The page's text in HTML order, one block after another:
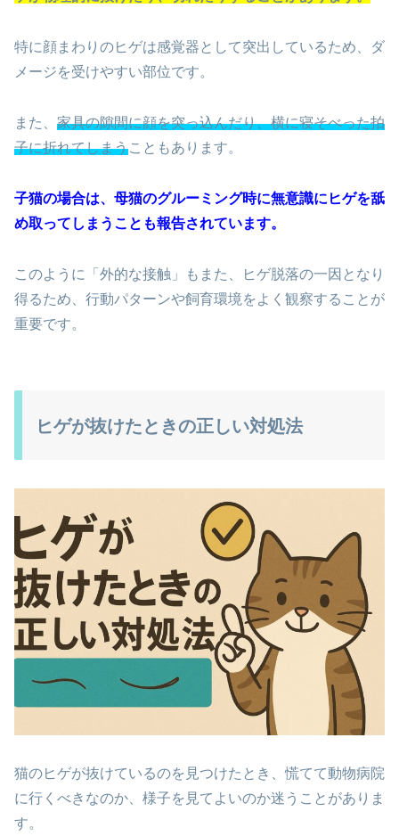
特に顔まわりのヒゲは感覚器として突出しているため、ダ
メージを受けやすい部位です。
また、 家具の隙間に顔を突っ込んだり、横に寝そべった拍
子に折れてしまうこともあります。
子猫の場合は、母猫のグルーミング時に無意識にヒゲを舐
め取ってしまうことも報告されています。
このように「外的な接触」もまた、ヒゲ脱落の一因となり
得るため、行動パターンや飼育環境をよく観察することが
重要です。
ヒゲが抜けたときの正しい対処法
猫のヒゲが抜けているのを見つけたとき、慌てて動物病院
に行くべきなのか、様子を見てよいのか迷うことがありま
す。